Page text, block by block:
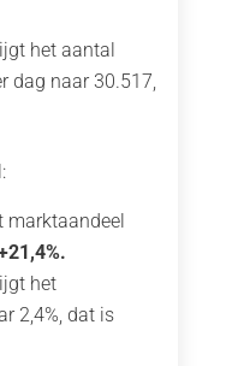
het aantal
dag naar 30.517,
marktaandeel
het
2,4%, dat is